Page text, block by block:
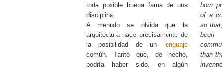
toda posible buena fama de una
disciplina.
A menudo se olvida que la
arquitectura nace precisamente de
la posibilidad de un
lenguaje
común. Tanto que, de hecho,
podría haber sido, en algún
born
of a
so
been
than